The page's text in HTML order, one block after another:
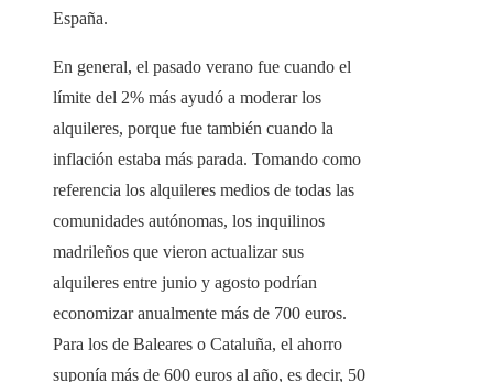
España.
En general, el pasado verano fue cuando el
límite del 2% más ayudó a moderar los
alquileres, porque fue también cuando la
inflación estaba más parada. Tomando como
referencia los alquileres medios de todas las
comunidades autónomas, los inquilinos
madrileños que vieron actualizar sus
alquileres entre junio y agosto podrían
economizar anualmente más de 700 euros.
Para los de Baleares o Cataluña, el ahorro
suponía más de 600 euros al año, es decir, 50